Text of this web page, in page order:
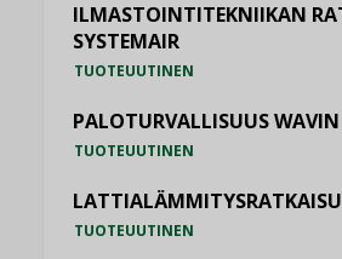
ILMASTOINTITEKNIIKAN
SYSTEMAIR
TUOTEUUTINEN
PALOTURVALLISUUS WAVIN
TUOTEUUTINEN
TUOTEUUTINEN